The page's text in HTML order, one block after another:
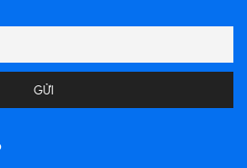
GỬI